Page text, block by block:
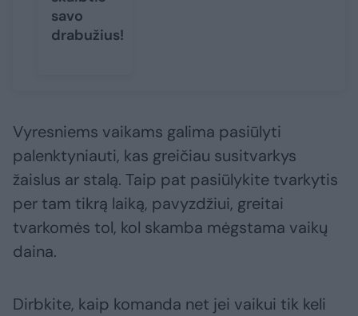
savo
drabužius!
Vyresniems vaikams galima pasiūlyti
palenktyniauti, kas greičiau susitvarkys
žaislus ar stalą. Taip pat pasiūlykite tvarkytis
per tam tikrą laiką, pavyzdžiui, greitai
tvarkomės tol, kol skamba mėgstama vaikų
daina.
Dirbkite, kaip komanda net jei vaikui tik keli